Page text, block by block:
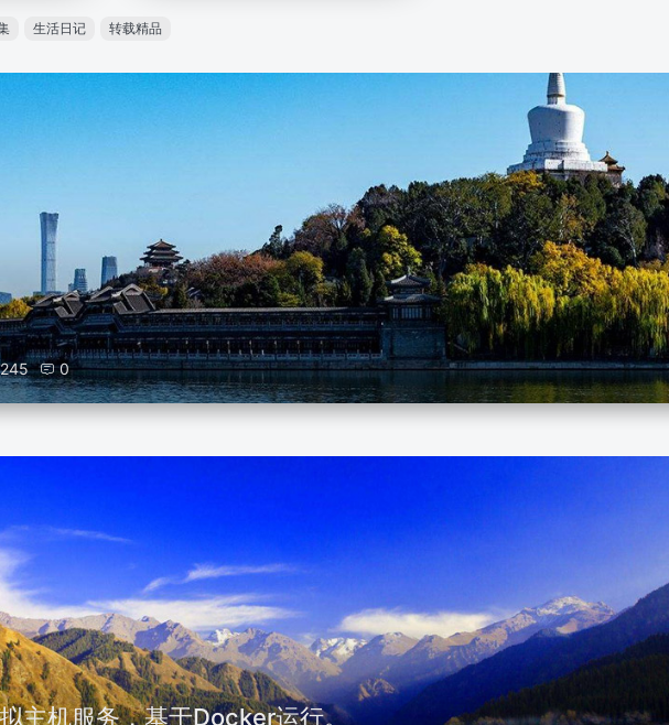
生活日记 转载精品
245 0
主机服务，基于Docker运行。